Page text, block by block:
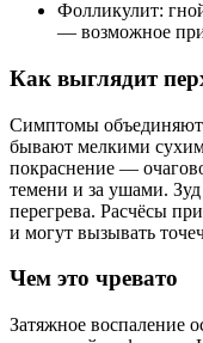
Фолликулит:
— возможное
Как выглядит
Симптомы
бывают мелкими
покраснение —
темени и за ушами.
перегрева. Расчёсы
и могут вызывать
Чем это чревато
Затяжное воспаление